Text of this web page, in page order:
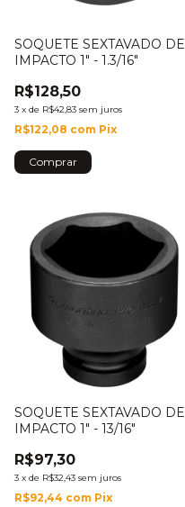
SOQUETE SEXTAVADO DE
IMPACTO 1" - 1.3/16"
R$128,50
3 x de R$42,83 sem juros
R$122,08 com Pix
SOQUETE SEXTAVADO DE
IMPACTO 1" - 13/16"
R$97,30
3 x de R$32,43 sem juros
R$92,44 com Pix